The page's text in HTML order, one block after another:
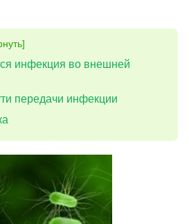
инфекция во внешней
передачи инфекции